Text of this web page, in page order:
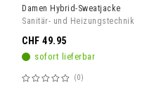
Damen Hybrid-Sweatjacke
Sanitär- und Heizungstechnik
sofort lieferbar
Bewertung:
0
CHF 49.95